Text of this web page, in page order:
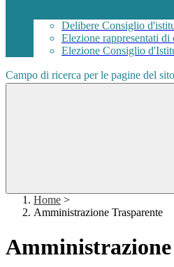
Delibere Consiglio
Elezione rappresentati di
Elezione Consiglio
Campo di ricerca per le pagine del sito
Home >
Amministrazione Trasparente